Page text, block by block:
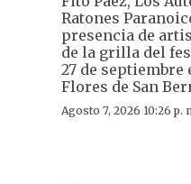
Ratones
presencia de
de la grilla del
27 de
Flores de San
Agosto 7, 2026 10:26 p.